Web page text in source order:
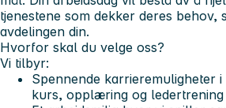
tjenestene som dekker deres
avdelingen din.
Hvorfor skal du velge oss?
Vi tilbyr:
Spennende karrieremuligheter
kurs, opplæring og